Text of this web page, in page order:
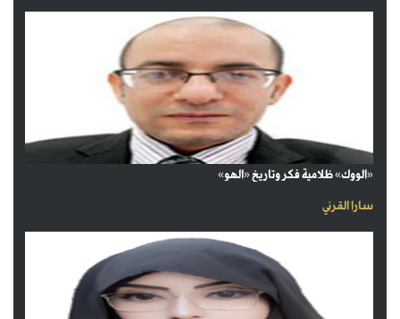
«الووك» ظلامية فكر وتاريخ «الهو»
سارا القرني